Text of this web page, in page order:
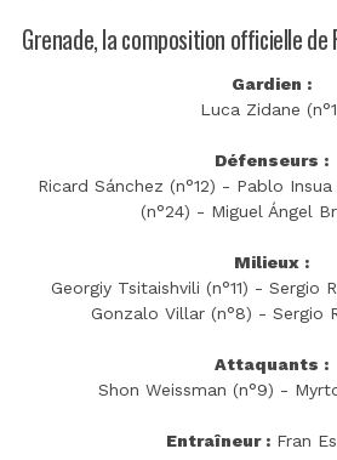
Grenade, la composition officielle
Gardien :
Luca Zidane
Défenseurs :
Ricard Sánchez (n°12) - Pablo
(n°24) - Miguel Ángel
Milieux :
Georgiy Tsitaishvili (n°11) - Sergio
Gonzalo Villar (n°8) - Sergio
Attaquants :
Shon Weissman (n°9) -
Entraîneur : Fran